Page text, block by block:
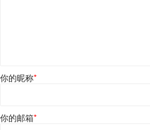
你的昵称*
你的邮箱*